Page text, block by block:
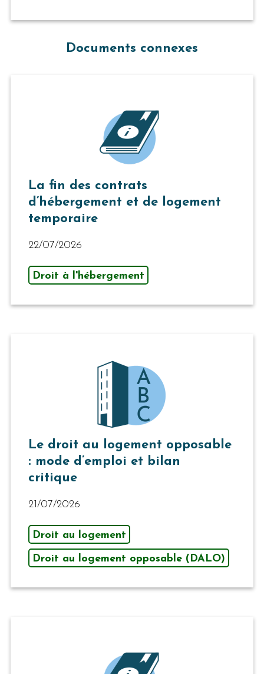
Documents connexes
La fin des contrats
d’hébergement et de logement
temporaire
22/07/2026
Droit à l'hébergement
Le droit au logement opposable
: mode d’emploi et bilan
critique
21/07/2026
Droit au logement
Droit au logement opposable (DALO)